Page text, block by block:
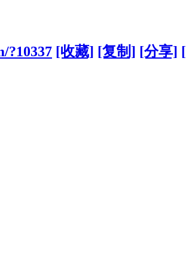
?10337 [收藏] [复制] [分享]